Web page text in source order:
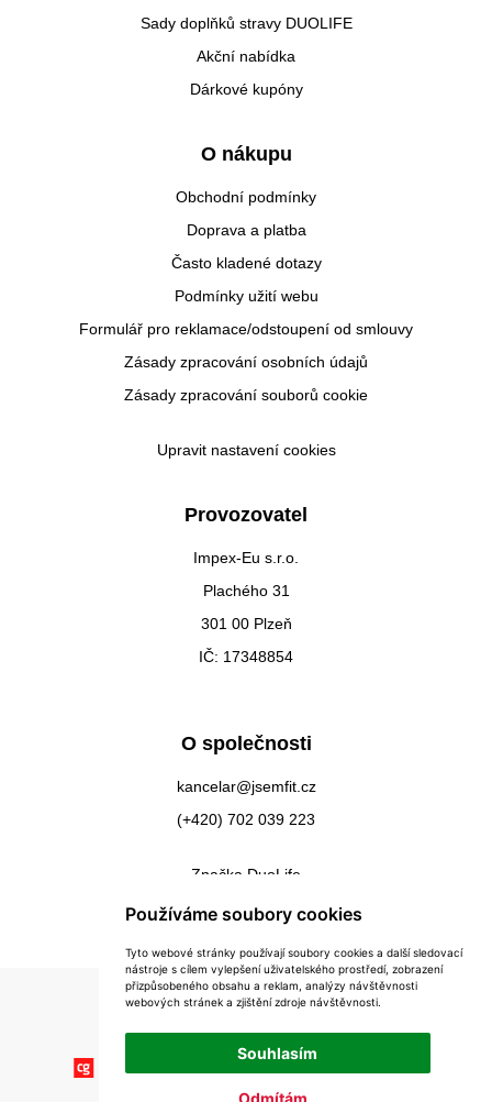
Používáme soubory cookies
Tyto webové stránky používají soubory cookies a další sledovací
nástroje s cílem vylepšení uživatelského prostředí, zobrazení
přizpůsobeného obsahu a reklam, analýzy návštěvnosti
webových stránek a zjištění zdroje návštěvnosti.
Souhlasím
Odmítám
Sady doplňků stravy DUOLIFE
Akční nabídka
Dárkové kupóny
O nákupu
Obchodní podmínky
Doprava a platba
Často kladené dotazy
Podmínky užití webu
Formulář pro reklamace/odstoupení od smlouvy
Zásady zpracování osobních údajů
Zásady zpracování souborů cookie
Upravit nastavení cookies
Provozovatel
Impex-Eu s.r.o.
Plachého 31
301 00 Plzeň
IČ: 17348854
O společnosti
kancelar@jsemfit.cz
(+420) 702 039 223
Značka DuoLife
Kontakty